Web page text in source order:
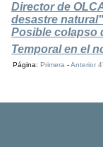
Director de
desastre natural"
Posible colapso
Temporal en el
Página:Primera -Anterior